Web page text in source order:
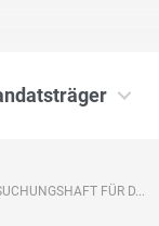
FÜR D...